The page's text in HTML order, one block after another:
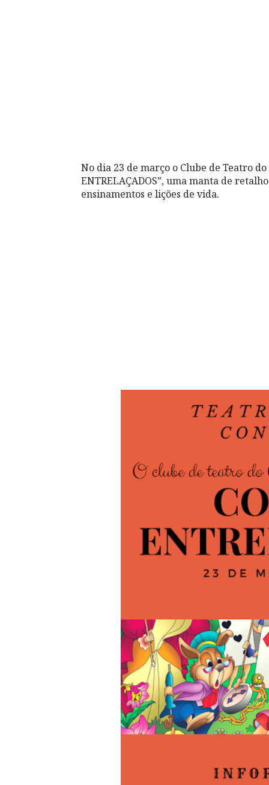
No dia 23 de março o Clube de Teatro
ENTRELAÇADOS”, uma manta de
ensinamentos e lições de vida.